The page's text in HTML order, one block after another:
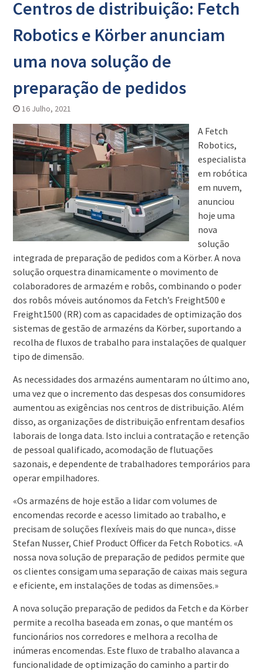
Centros de distribuição: Fetch
Robotics e Körber anunciam
uma nova solução de
preparação de pedidos
16 Julho, 2021
A Fetch
Robotics,
especialista
em robótica
em nuvem,
anunciou
hoje uma
nova
solução
integrada de preparação de pedidos com a Körber. A nova
solução orquestra dinamicamente o movimento de
colaboradores de armazém e robôs, combinando o poder
dos robôs móveis autónomos da Fetch’s Freight500 e
Freight1500 (RR) com as capacidades de optimização dos
sistemas de gestão de armazéns da Körber, suportando a
recolha de fluxos de trabalho para instalações de qualquer
tipo de dimensão.
As necessidades dos armazéns aumentaram no último ano,
uma vez que o incremento das despesas dos consumidores
aumentou as exigências nos centros de distribuição. Além
disso, as organizações de distribuição enfrentam desafios
laborais de longa data. Isto inclui a contratação e retenção
de pessoal qualificado, acomodação de flutuações
sazonais, e dependente de trabalhadores temporários para
operar empilhadores.
«Os armazéns de hoje estão a lidar com volumes de
encomendas recorde e acesso limitado ao trabalho, e
precisam de soluções flexíveis mais do que nunca», disse
Stefan Nusser, Chief Product Officer da Fetch Robotics. «A
nossa nova solução de preparação de pedidos permite que
os clientes consigam uma separação de caixas mais segura
e eficiente, em instalações de todas as dimensões.»
A nova solução preparação de pedidos da Fetch e da Körber
permite a recolha baseada em zonas, o que mantém os
funcionários nos corredores e melhora a recolha de
inúmeras encomendas. Este fluxo de trabalho alavanca a
funcionalidade de optimização do caminho a partir do